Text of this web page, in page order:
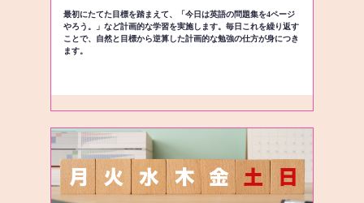
最初にたてた目標を踏まえて、「今日は英語の問題集を4ページ
やろう。」など計画的な学習を実施します。毎日これを繰り返す
ことで、自然と目標から逆算した計画的な勉強の仕方が身につき
ます。